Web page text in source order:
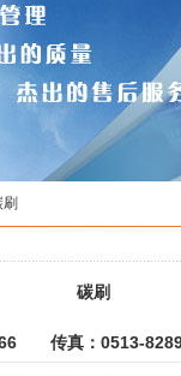
碳刷
传真：0513-